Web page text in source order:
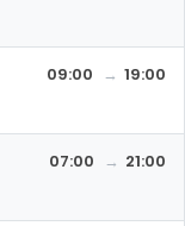
09:00 19:00
07:00 21:00